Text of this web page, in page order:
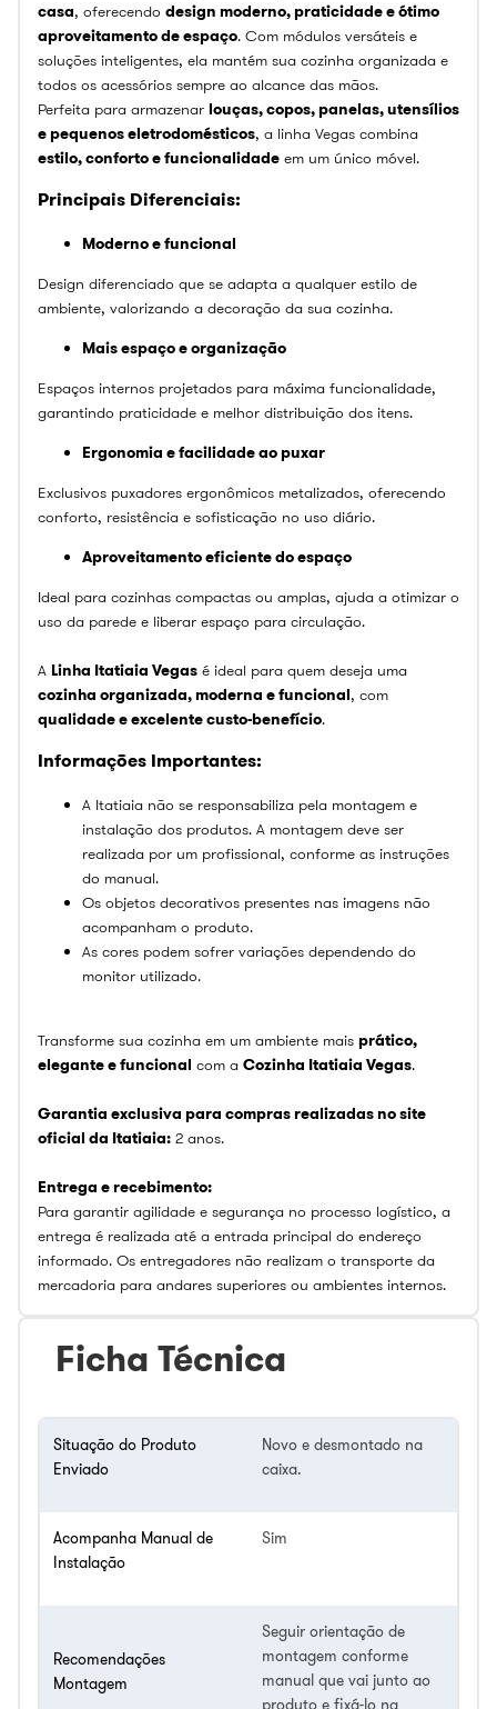
casa, oferecendo design moderno, praticidade e ótimo
aproveitamento de espaço. Com módulos versáteis e
soluções inteligentes, ela mantém sua cozinha organizada e
todos os acessórios sempre ao alcance das mãos.
Perfeita para armazenar louças, copos, panelas, utensílios
e pequenos eletrodomésticos, a linha Vegas combina
estilo, conforto e funcionalidade em um único móvel.
Principais Diferenciais:
Moderno e funcional
Design diferenciado que se adapta a qualquer estilo de
ambiente, valorizando a decoração da sua cozinha.
Mais espaço e organização
Espaços internos projetados para máxima funcionalidade,
garantindo praticidade e melhor distribuição dos itens.
Ergonomia e facilidade ao puxar
Exclusivos puxadores ergonômicos metalizados, oferecendo
conforto, resistência e sofisticação no uso diário.
Aproveitamento eficiente do espaço
Ideal para cozinhas compactas ou amplas, ajuda a otimizar o
uso da parede e liberar espaço para circulação.
A Linha Itatiaia Vegas é ideal para quem deseja uma
cozinha organizada, moderna e funcional, com
qualidade e excelente custo-benefício.
Informações Importantes:
A Itatiaia não se responsabiliza pela montagem e
instalação dos produtos. A montagem deve ser
realizada por um profissional, conforme as instruções
do manual.
Os objetos decorativos presentes nas imagens não
acompanham o produto.
As cores podem sofrer variações dependendo do
monitor utilizado.
Transforme sua cozinha em um ambiente mais prático,
elegante e funcional com a Cozinha Itatiaia Vegas.
Garantia exclusiva para compras realizadas no site
oficial da Itatiaia: 2 anos.
Entrega e recebimento:
Para garantir agilidade e segurança no processo logístico, a
entrega é realizada até a entrada principal do endereço
informado. Os entregadores não realizam o transporte da
mercadoria para andares superiores ou ambientes internos.
Ficha Técnica
Situação do Produto
Enviado
Novo e desmontado na
caixa.
Acompanha Manual de
Instalação
Sim
Recomendações
Montagem
Seguir orientação de
montagem conforme
manual que vai junto ao
produto e fixá-lo na